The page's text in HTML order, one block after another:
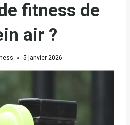
fitness de
air ?
5 janvier 2026